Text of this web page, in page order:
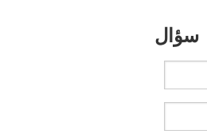
سؤال